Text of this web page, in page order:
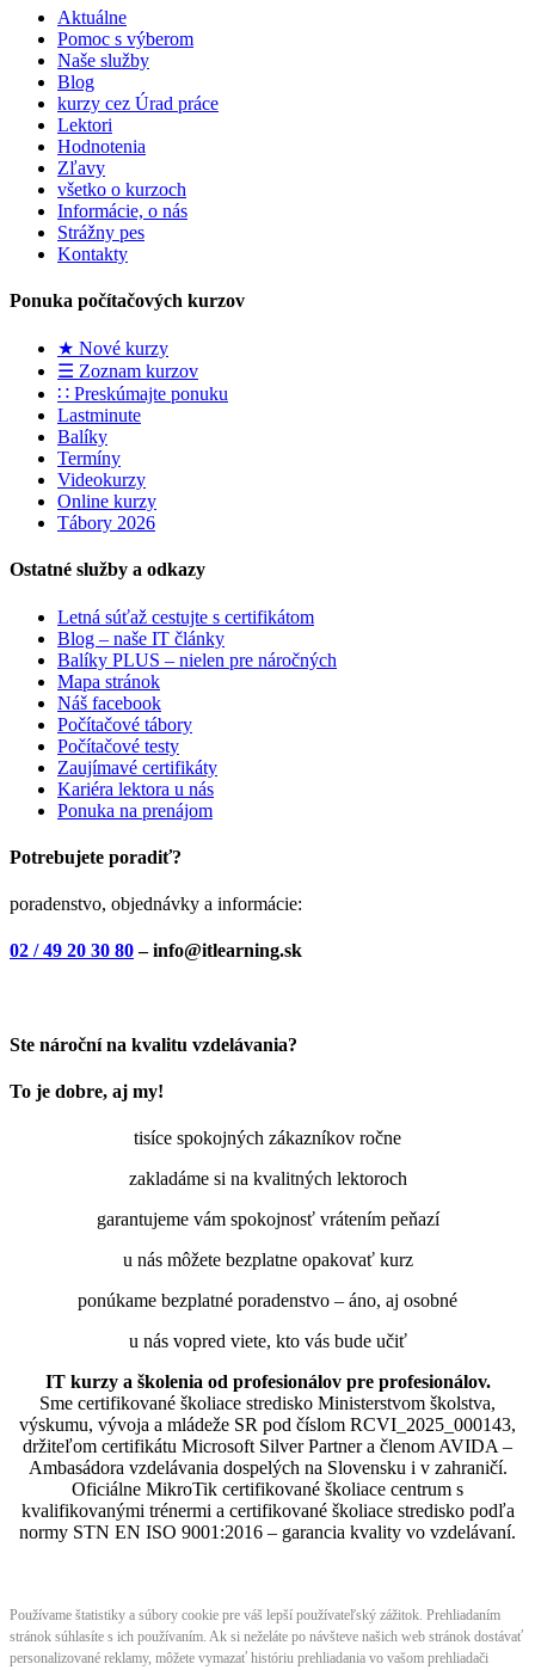
Aktuálne
Pomoc s výberom
Naše služby
Blog
kurzy cez Úrad práce
Lektori
Hodnotenia
Zľavy
všetko o kurzoch
Informácie, o nás
Strážny pes
Kontakty
Ponuka počítačových kurzov
★ Nové kurzy
☰ Zoznam kurzov
∷ Preskúmajte ponuku
Lastminute
Balíky
Termíny
Videokurzy
Online kurzy
Tábory 2026
Ostatné služby a odkazy
Letná súťaž cestujte s certifikátom
Blog – naše IT články
Balíky PLUS – nielen pre náročných
Mapa stránok
Náš facebook
Počítačové tábory
Počítačové testy
Zaujímavé certifikáty
Kariéra lektora u nás
Ponuka na prenájom
Potrebujete poradiť?
poradenstvo, objednávky a informácie:
02 / 49 20 30 80– info@itlearning.sk
Ste nároční na kvalitu vzdelávania?
To je dobre, aj my!
tisíce spokojných zákazníkov ročne
zakladáme si na kvalitných lektoroch
garantujeme vám spokojnosť vrátením peňazí
u nás môžete bezplatne opakovať kurz
ponúkame bezplatné poradenstvo – áno, aj osobné
u nás vopred viete, kto vás bude učiť
IT kurzy a školenia od profesionálov pre profesionálov.
Sme certifikované školiace stredisko Ministerstvom školstva,
výskumu, vývoja a mládeže SR pod číslom RCVI_2025_000143,
držiteľom certifikátu Microsoft Silver Partner a členom AVIDA –
Ambasádora vzdelávania dospelých na Slovensku i v zahraničí.​​​​​​​​​​​​​​​​
Oficiálne MikroTik certifikované školiace centrum s
kvalifikovanými trénermi ​​​​​​​​​​a certifikované školiace stredisko podľa
normy STN EN ISO 9001:2016 – garancia kvality vo vzdelávaní.
Používame štatistiky a súbory cookie pre váš lepší používateľský zážitok. Prehliadaním
stránok súhlasíte s ich používaním. Ak si neželáte po návšteve našich web stránok dostávať
personalizované reklamy, môžete vymazať históriu prehliadania vo vašom prehliadači